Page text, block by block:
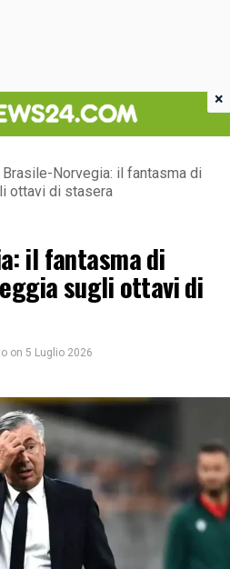
Brasile-Norvegia: il fantasma di
ottavi di stasera
il fantasma di
sugli ottavi di
on 5 Luglio 2026
×